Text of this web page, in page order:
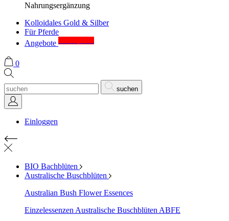
Nahrungsergänzung
Kolloidales Gold & Silber
Für Pferde
Angebote
0
suchen
Einloggen
BIO Bachblüten
Australische Buschblüten
Australian Bush Flower Essences
Einzelessenzen Australische Buschblüten ABFE